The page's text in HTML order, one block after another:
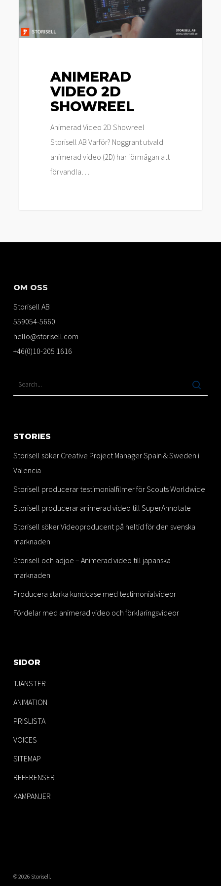
ANIMERAD
VIDEO 2D
SHOWREEL
Animerad Video 2D Showreel
Storisell AB Varför? Noggrant utvald
animerad video (2D) har förmågan att
förvandla…
OM OSS
Storisell AB
559054-5660
hello@storisell.com
+46(0)10-205 1616
STORIES
Storisell söker Creative Project Manager Spain & Sweden i
Valencia
Storisell producerar testimonialfilmer för Scouts Worldwide
Storisell producerar animerad video till SuperAnnotate
Storisell söker Videoproducent på heltid för den svenska
marknaden
Storisell och adjoe – Animerad video till japanska
marknaden
Producera starka kundcase med testimonialvideor
Fördelar med animerad video och förklaringsvideor
SIDOR
TJÄNSTER
ANIMATION
PRISLISTA
VOICES
SITEMAP
REFERENSER
KAMPANJER
© 2026 Storisell.